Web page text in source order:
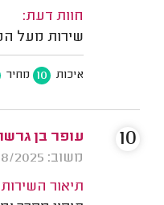
חוות דעת:
שירות מעל
איכות 10 מחיר
עופר בן
משוב: 31/08/2025
תיאור
10